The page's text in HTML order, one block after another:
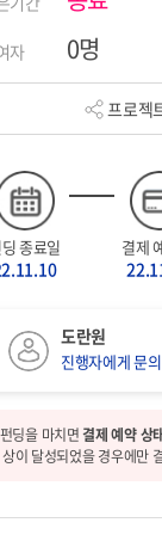
자 0명
프로젝
종료일 결제
도란원
진행자에게 문
펀딩을 마치면결제 예약 상
상이 달성되었을 경우에만